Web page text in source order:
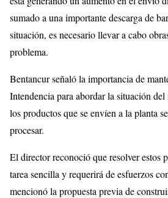
sumado a una importante descarga de
situación, es necesario llevar a cabo
problema.
Bentancur señaló la importancia de
Intendencia para abordar la situación
los productos que se envíen a la planta
procesar.
El director reconoció que resolver estos
tarea sencilla y requerirá de esfuerzos
mencionó la propuesta previa de